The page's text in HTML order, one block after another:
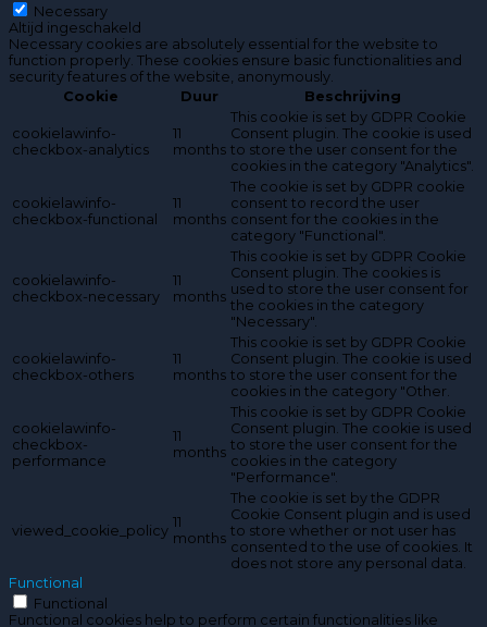
Necessary
Altijd ingeschakeld
Necessary cookies are absolutely essential for the website to
function properly. These cookies ensure basic functionalities and
security features of the website, anonymously.
Cookie
Duur Beschrijving
cookielawinfo-
checkbox-analytics
11
months
This cookie is set by GDPR Cookie
Consent plugin. The cookie is used
to store the user consent for the
cookies in the category "Analytics".
cookielawinfo-
checkbox-functional
11
months
The cookie is set by GDPR cookie
consent to record the user
consent for the cookies in the
category "Functional".
cookielawinfo-
checkbox-necessary
11
months
This cookie is set by GDPR Cookie
Consent plugin. The cookies is
used to store the user consent for
the cookies in the category
"Necessary".
cookielawinfo-
checkbox-others
11
months
This cookie is set by GDPR Cookie
Consent plugin. The cookie is used
to store the user consent for the
cookies in the category "Other.
cookielawinfo-
checkbox-
performance
11
months
This cookie is set by GDPR Cookie
Consent plugin. The cookie is used
to store the user consent for the
cookies in the category
"Performance".
viewed_cookie_policy
11
months
The cookie is set by the GDPR
Cookie Consent plugin and is used
to store whether or not user has
consented to the use of cookies. It
does not store any personal data.
Functional
Functional
Functional cookies help to perform certain functionalities like